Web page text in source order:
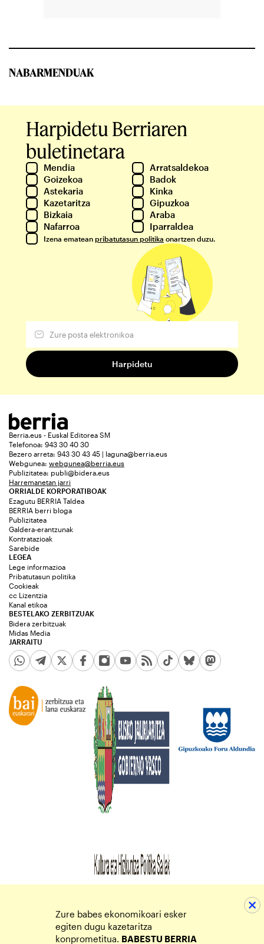
NABARMENDUAK
Harpidetu Berriaren
buletinetara
Mendia
Arratsaldekoa
Goizekoa
Badok
Astekaria
Kinka
Kazetaritza
Gipuzkoa
Bizkaia
Araba
Nafarroa
Iparraldea
Izena ematean pribatutasun politika onartzen duzu.
Berria.eus - Euskal Editorea SM
Telefonoa: 943 30 40 30
Bezero arreta: 943 30 43 45 | laguna@berria.eus
Webgunea: webgunea@berria.eus
Publizitatea: publi@bidera.eus
Harremanetan jarri
ORRIALDE KORPORATIBOAK
Ezagutu BERRIA Taldea
BERRIA berri bloga
Publizitatea
Galdera-erantzunak
Kontratazioak
Sarebide
JARRAITU
LEGEA
Lege informazioa
Pribatutasun politika
Cookieak
cc Lizentzia
Kanal etikoa
BESTELAKO ZERBITZUAK
Bidera zerbitzuak
Midas Media
Zure babes ekonomikoari esker
egiten dugu kazetaritza
konprometitua. BABESTU BERRIA